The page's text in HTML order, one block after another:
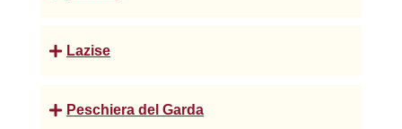
Lazise
Peschiera del Garda